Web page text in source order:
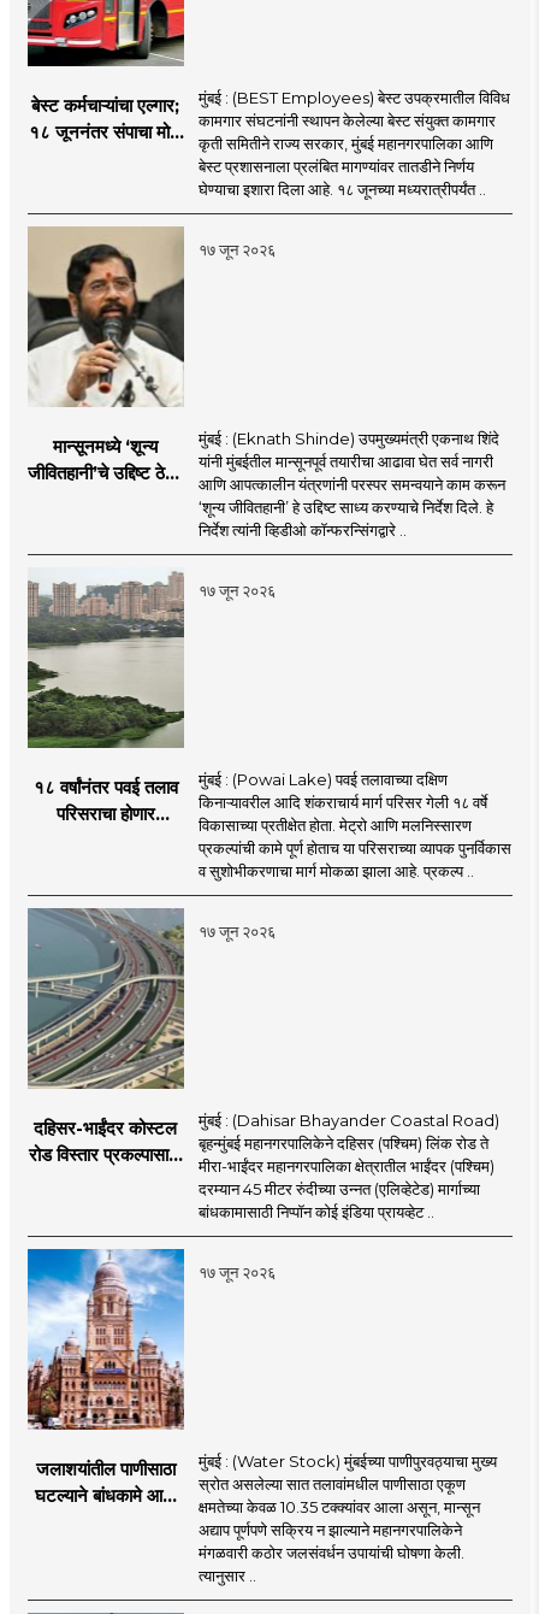
बेस्ट कर्मचाऱ्यांचा एल्गार;
१८ जूननंतर संपाचा मोठा
मुंबई : (BEST Employees) बेस्ट उपक्रमातील विविध
कामगार संघटनांनी स्थापन केलेल्या बेस्ट संयुक्त कामगार
कृती समितीने राज्य सरकार, मुंबई महानगरपालिका आणि
बेस्ट प्रशासनाला प्रलंबित मागण्यांवर तातडीने निर्णय
घेण्याचा इशारा दिला आहे. १८ जूनच्या मध्यरात्रीपर्यंत ..
१७ जून २०२६
मान्सूनमध्ये ‘शून्य
जीवितहानी’चे उद्दिष्ट ठेवून
शिंदे
मुंबई : (Eknath Shinde) उपमुख्यमंत्री एकनाथ शिंदे
यांनी मुंबईतील मान्सूनपूर्व तयारीचा आढावा घेत सर्व नागरी
आणि आपत्कालीन यंत्रणांनी परस्पर समन्वयाने काम करून
‘शून्य जीवितहानी’ हे उद्दिष्ट साध्य करण्याचे निर्देश दिले. हे
निर्देश त्यांनी व्हिडीओ कॉन्फरन्सिंगद्वारे ..
१७ जून २०२६
१८ वर्षांनंतर पवई तलाव
परिसराचा होणार
सुरुवात;
मुंबई : (Powai Lake) पवई तलावाच्या दक्षिण
किनाऱ्यावरील आदि शंकराचार्य मार्ग परिसर गेली १८ वर्षे
विकासाच्या प्रतीक्षेत होता. मेट्रो आणि मलनिस्सारण
प्रकल्पांची कामे पूर्ण होताच या परिसराच्या व्यापक पुनर्विकास
व सुशोभीकरणाचा मार्ग मोकळा झाला आहे. प्रकल्प ..
१७ जून २०२६
दहिसर-भाईंदर कोस्टल
रोड विस्तार प्रकल्पासाठी
मंजुरीची प्रतीक्षा
मुंबई : (Dahisar Bhayander Coastal Road)
बृहन्मुंबई महानगरपालिकेने दहिसर (पश्चिम) लिंक रोड ते
मीरा-भाईंदर महानगरपालिका क्षेत्रातील भाईंदर (पश्चिम)
दरम्यान 45 मीटर रुंदीच्या उन्नत (एलिव्हेटेड) मार्गाच्या
बांधकामासाठी निप्पॉन कोई इंडिया प्रायव्हेट ..
१७ जून २०२६
जलाशयांतील पाणीसाठा
घटल्याने बांधकामे आणि
निर्बंध
मुंबई : (Water Stock) मुंबईच्या पाणीपुरवठ्याचा मुख्य
स्रोत असलेल्या सात तलावांमधील पाणीसाठा एकूण
क्षमतेच्या केवळ 10.35 टक्क्यांवर आला असून, मान्सून
अद्याप पूर्णपणे सक्रिय न झाल्याने महानगरपालिकेने
मंगळवारी कठोर जलसंवर्धन उपायांची घोषणा केली.
त्यानुसार ..